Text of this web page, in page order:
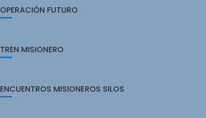
OPERACIÓN FUTURO
TREN MISIONERO
ENCUENTROS MISIONEROS SILOS